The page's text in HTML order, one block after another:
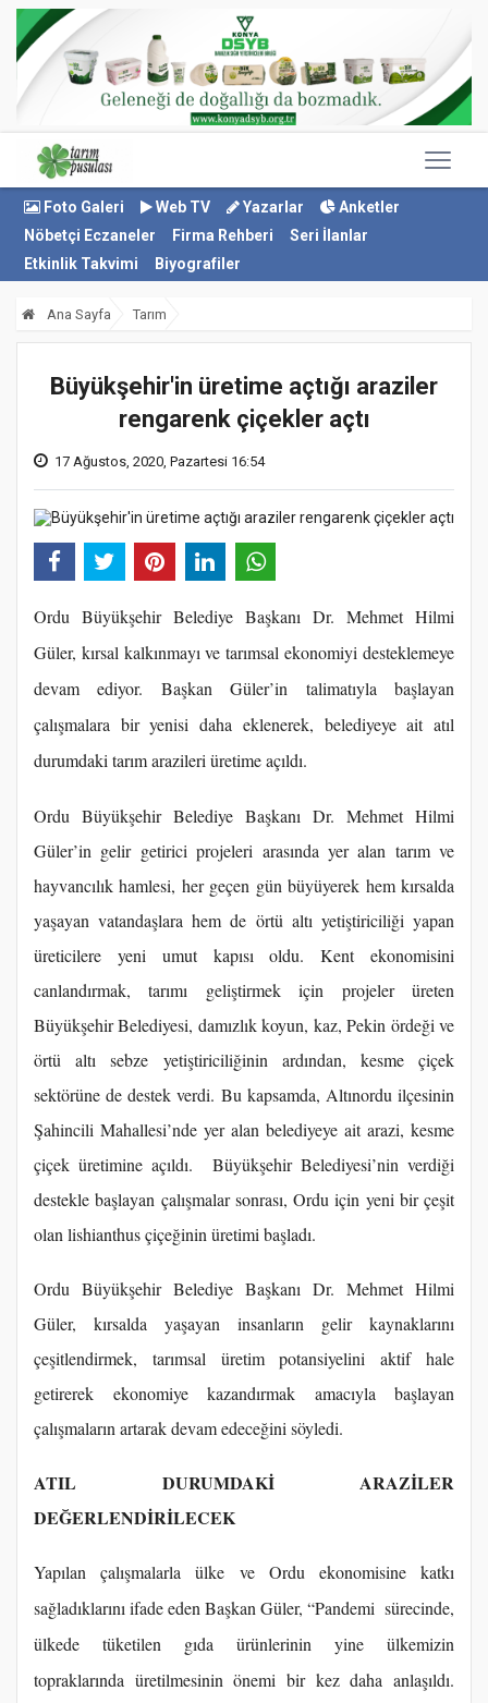
Foto Galeri Web TV Yazarlar
Anketler
Nöbetçi Eczaneler
Firma Rehberi
Seri İlanlar
Etkinlik Takvimi
Biyografiler
Ana Sayfa Tarım
Büyükşehir'in üretime açtığı araziler
rengarenk çiçekler açtı
17 Ağustos, 2020, Pazartesi 16:54
Ordu Büyükşehir Belediye Başkanı Dr. Mehmet Hilmi
Güler, kırsal kalkınmayı ve tarımsal ekonomiyi desteklemeye
devam ediyor. Başkan Güler’in talimatıyla başlayan
çalışmalara bir yenisi daha eklenerek, belediyeye ait atıl
durumdaki tarım arazileri üretime açıldı.
Ordu Büyükşehir Belediye Başkanı Dr. Mehmet Hilmi
Güler’in gelir getirici projeleri arasında yer alan tarım ve
hayvancılık hamlesi, her geçen gün büyüyerek hem kırsalda
yaşayan vatandaşlara hem de örtü altı yetiştiriciliği yapan
üreticilere yeni umut kapısı oldu. Kent ekonomisini
canlandırmak, tarımı geliştirmek için projeler üreten
Büyükşehir Belediyesi, damızlık koyun, kaz, Pekin ördeği ve
örtü altı sebze yetiştiriciliğinin ardından, kesme çiçek
sektörüne de destek verdi. Bu kapsamda, Altınordu ilçesinin
Şahincili Mahallesi’nde yer alan belediyeye ait arazi, kesme
çiçek üretimine açıldı. Büyükşehir Belediyesi’nin verdiği
destekle başlayan çalışmalar sonrası, Ordu için yeni bir çeşit
olan lishianthus çiçeğinin üretimi başladı.
Ordu Büyükşehir Belediye Başkanı Dr. Mehmet Hilmi
Güler, kırsalda yaşayan insanların gelir kaynaklarını
çeşitlendirmek, tarımsal üretim potansiyelini aktif hale
getirerek ekonomiye kazandırmak amacıyla başlayan
çalışmaların artarak devam edeceğini söyledi.
ATIL DURUMDAKİ ARAZİLER
DEĞERLENDİRİLECEK
Yapılan çalışmalarla ülke ve Ordu ekonomisine katkı
sağladıklarını ifade eden Başkan Güler, “Pandemi sürecinde,
ülkede tüketilen gıda ürünlerinin yine ülkemizin
topraklarında üretilmesinin önemi bir kez daha anlaşıldı.